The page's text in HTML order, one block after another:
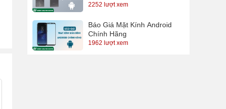
2252 lượt xem
Báo Giá Mặt Kính Android
Chính Hãng
1962 lượt xem